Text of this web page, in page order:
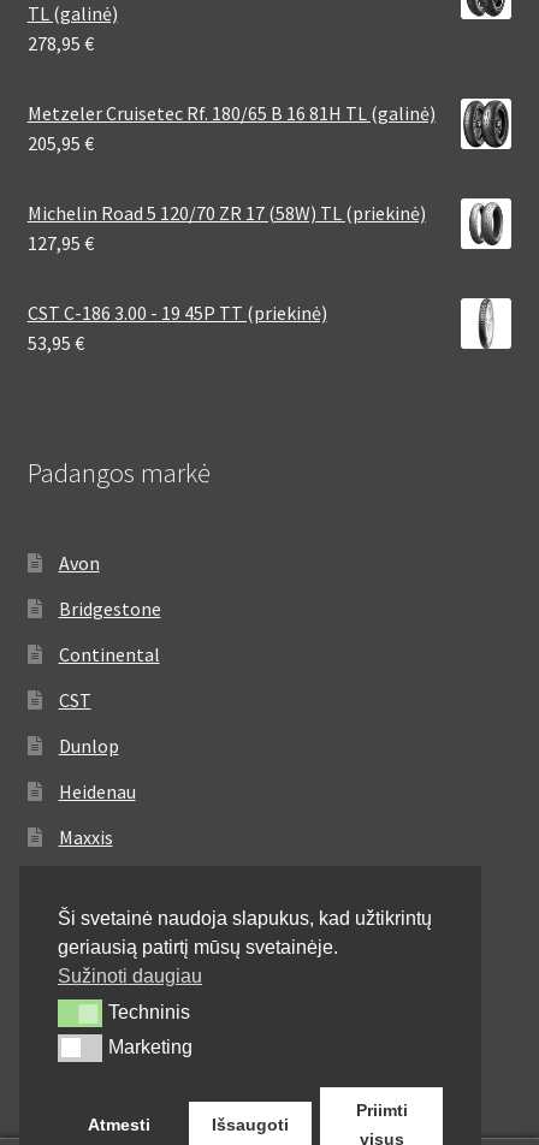
TL (galinė)
278,95 €
Metzeler Cruisetec Rf. 180/65 B 16 81H TL (galinė)
205,95 €
Michelin Road 5 120/70 ZR 17 (58W) TL (priekinė)
127,95 €
CST C-186 3.00 - 19 45P TT (priekinė)
53,95 €
Padangos markė
Avon
Bridgestone
Continental
CST
Dunlop
Heidenau
Maxxis
Michelin
Mitas
Pirelli
Shinko
Ši svetainė naudoja slapukus, kad užtikrintų
geriausią patirtį mūsų svetainėje.
Sužinoti daugiau
TechninisTechninis
MarketingMarketing
Atmesti Išsaugoti
Priimti
visus